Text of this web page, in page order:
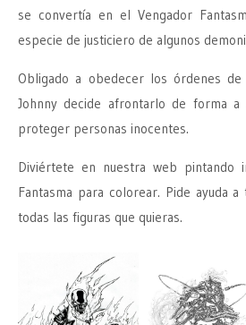
se convertía en el Vengador
especie de justiciero de algunos
Obligado a obedecer los órdenes
Johnny decide afrontarlo de forma a
proteger personas inocentes.
Diviértete en nuestra web pintando
Fantasma para colorear. Pide ayuda
todas las figuras que quieras.